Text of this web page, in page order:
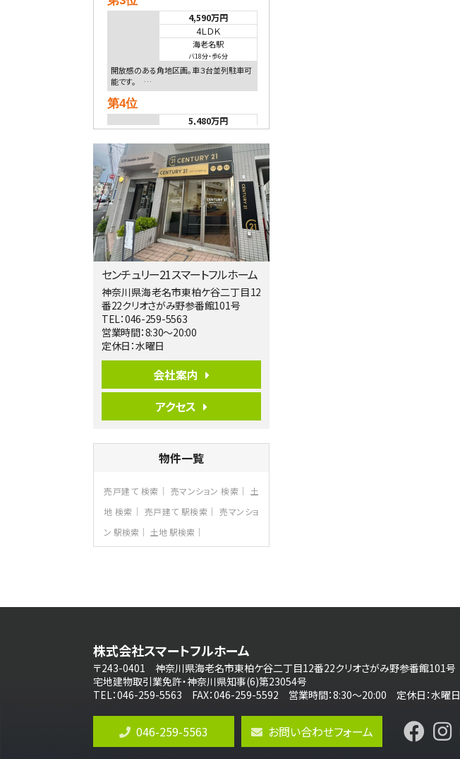
4,590万円
4ＬＤＫ
海老名駅
バ18分・歩6分
開放感のある角地区画。車３台並列駐車可
能です。 …
第4位
5,480万円
相模大野駅
バ9分・ 歩4分
２０１５年６月築、積水ハウス施工住宅で
す。 南東…
第5位
3,680万円
4ＬＤＫ
橋本駅
バ19分・歩8分
開放感があり日当たり良好な南西・北西角
地区画。 …
第6位
3,680万円
4ＳＬＤＫ
リビングダイニング部分の床暖房完備 車
並列2台駐…
4ＬＤＫ
長後駅
機や浴…
第8位
3,680万円
4ＬＤＫ
4ＬＤＫ
桜ヶ丘駅
バ14分 ・歩4分
LDK約20帖とゆとりある広さ！WIC、SIC
の…
3,180万円
センチュリー21スマートフルホーム
神奈川県海老名市東柏ケ谷二丁目12
番22クリオさがみ野参番館101号
TEL：046-259-5563
営業時間：8:30～20:00
定休日：水曜日
会社案内
アクセス
物件一覧
売戸建て 検索 売マンション 検索
土
地 検索
売戸建て 駅検索
売マンショ
ン 駅検索
土地 駅検索
株式会社スマートフルホーム
〒243-0401 神奈川県海老名市東柏ケ谷二丁目12番22クリオさがみ野参番館101号
宅地建物取引業免許・神奈川県知事(6)第23054号
TEL：046-259-5563 FAX：046-259-5592 営業時間：8:30～20:00 定休日：水曜日
046-259-5563 お問い合わせフォーム